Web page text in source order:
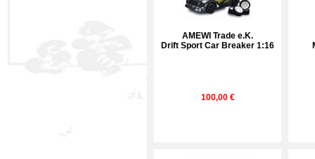
AMEWI Trade e.K.
Drift Sport Car Breaker 1:16
100,00 €